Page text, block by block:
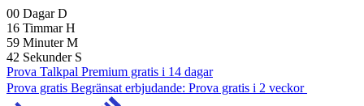
00 DagarD
16 TimmarH
59 MinuterM
41 Sekunder S
Prova Talkpal Premium gratis i 14 dagar
Prova gratis Begränsat erbjudande: Prova gratis i 2 veckor